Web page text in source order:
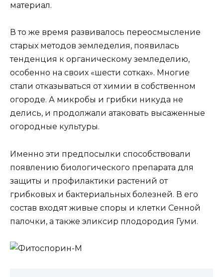
материал.
В то же время развивалось переосмысление
старых методов земледелия, появилась
тенденция к органическому земледелию,
особенно на своих «шести сотках». Многие
стали отказываться от химии в собственном
огороде. А микробы и грибки никуда не
делись, и продолжали атаковать высаженные
огородные культуры.
Именно эти предпосылки способствовали
появлению биологического препарата для
защиты и профилактики растений от
грибковых и бактериальных болезней. В его
состав входят живые споры и клетки Сенной
палочки, а также эликсир плодородия Гуми.